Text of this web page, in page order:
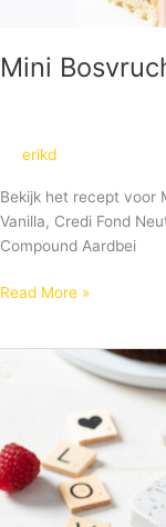
Mini
erikd
Bekijk het recept voor
Vanilla, Credi Fond
Compound Aardbei
Read More »
Moederdagtaart